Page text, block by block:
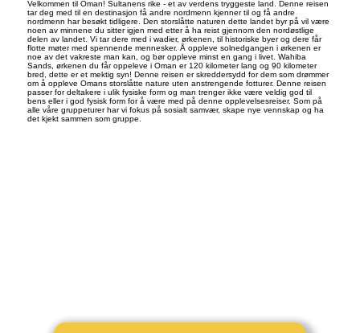
Velkommen til Oman! Sultanens rike - et av verdens tryggeste land. Denne reisen
tar deg med til en destinasjon få andre nordmenn kjenner til og få andre
nordmenn har besøkt tidligere. Den storslåtte naturen dette landet byr på vil være
noen av minnene du sitter igjen med etter å ha reist gjennom den nordøstlige
delen av landet. Vi tar dere med i wadier, ørkenen, til historiske byer og dere får
flotte møter med spennende mennesker. Å oppleve solnedgangen i ørkenen er
noe av det vakreste man kan, og bør oppleve minst en gang i livet. Wahiba
Sands, ørkenen du får oppeleve i Oman er 120 kilometer lang og 90 kilometer
bred, dette er et mektig syn! Denne reisen er skreddersydd for dem som drømmer
om å oppleve Omans storslåtte nature uten anstrengende fotturer. Denne reisen
passer for deltakere i ulik fysiske form og man trenger ikke være veldig god til
bens eller i god fysisk form for å være med på denne opplevelsesreiser. Som på
alle våre gruppeturer har vi fokus på sosialt samvær, skape nye vennskap og ha
det kjekt sammen som gruppe.